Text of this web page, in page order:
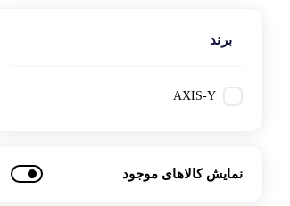
برند
AXIS-Y
نمایش کالاهای موجود